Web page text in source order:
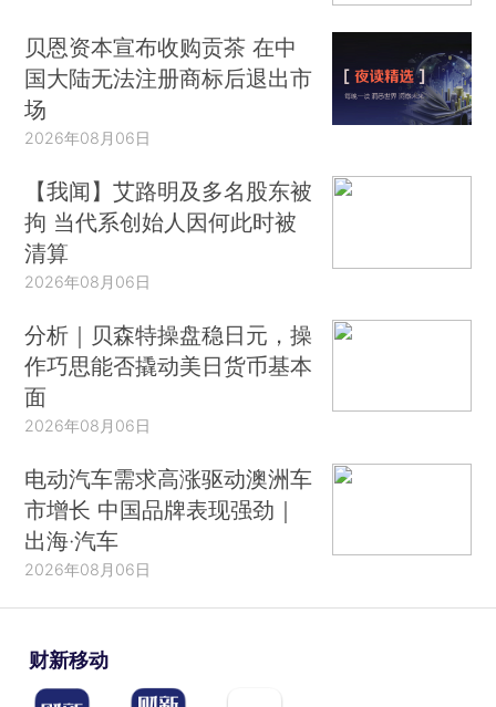
贝恩资本宣布收购贡茶 在中
国大陆无法注册商标后退出市
场
2026年08月06日
【我闻】艾路明及多名股东被
拘 当代系创始人因何此时被
清算
2026年08月06日
分析｜贝森特操盘稳日元，操
作巧思能否撬动美日货币基本
面
2026年08月06日
电动汽车需求高涨驱动澳洲车
市增长 中国品牌表现强劲｜
出海·汽车
2026年08月06日
财新移动